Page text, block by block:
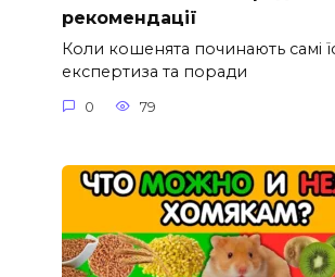
рекомендації
Коли кошенята починають самі
експертиза та поради
0 79